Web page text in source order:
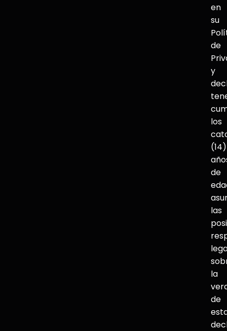
en
su
de
y
los
(14)
de
las
la
de